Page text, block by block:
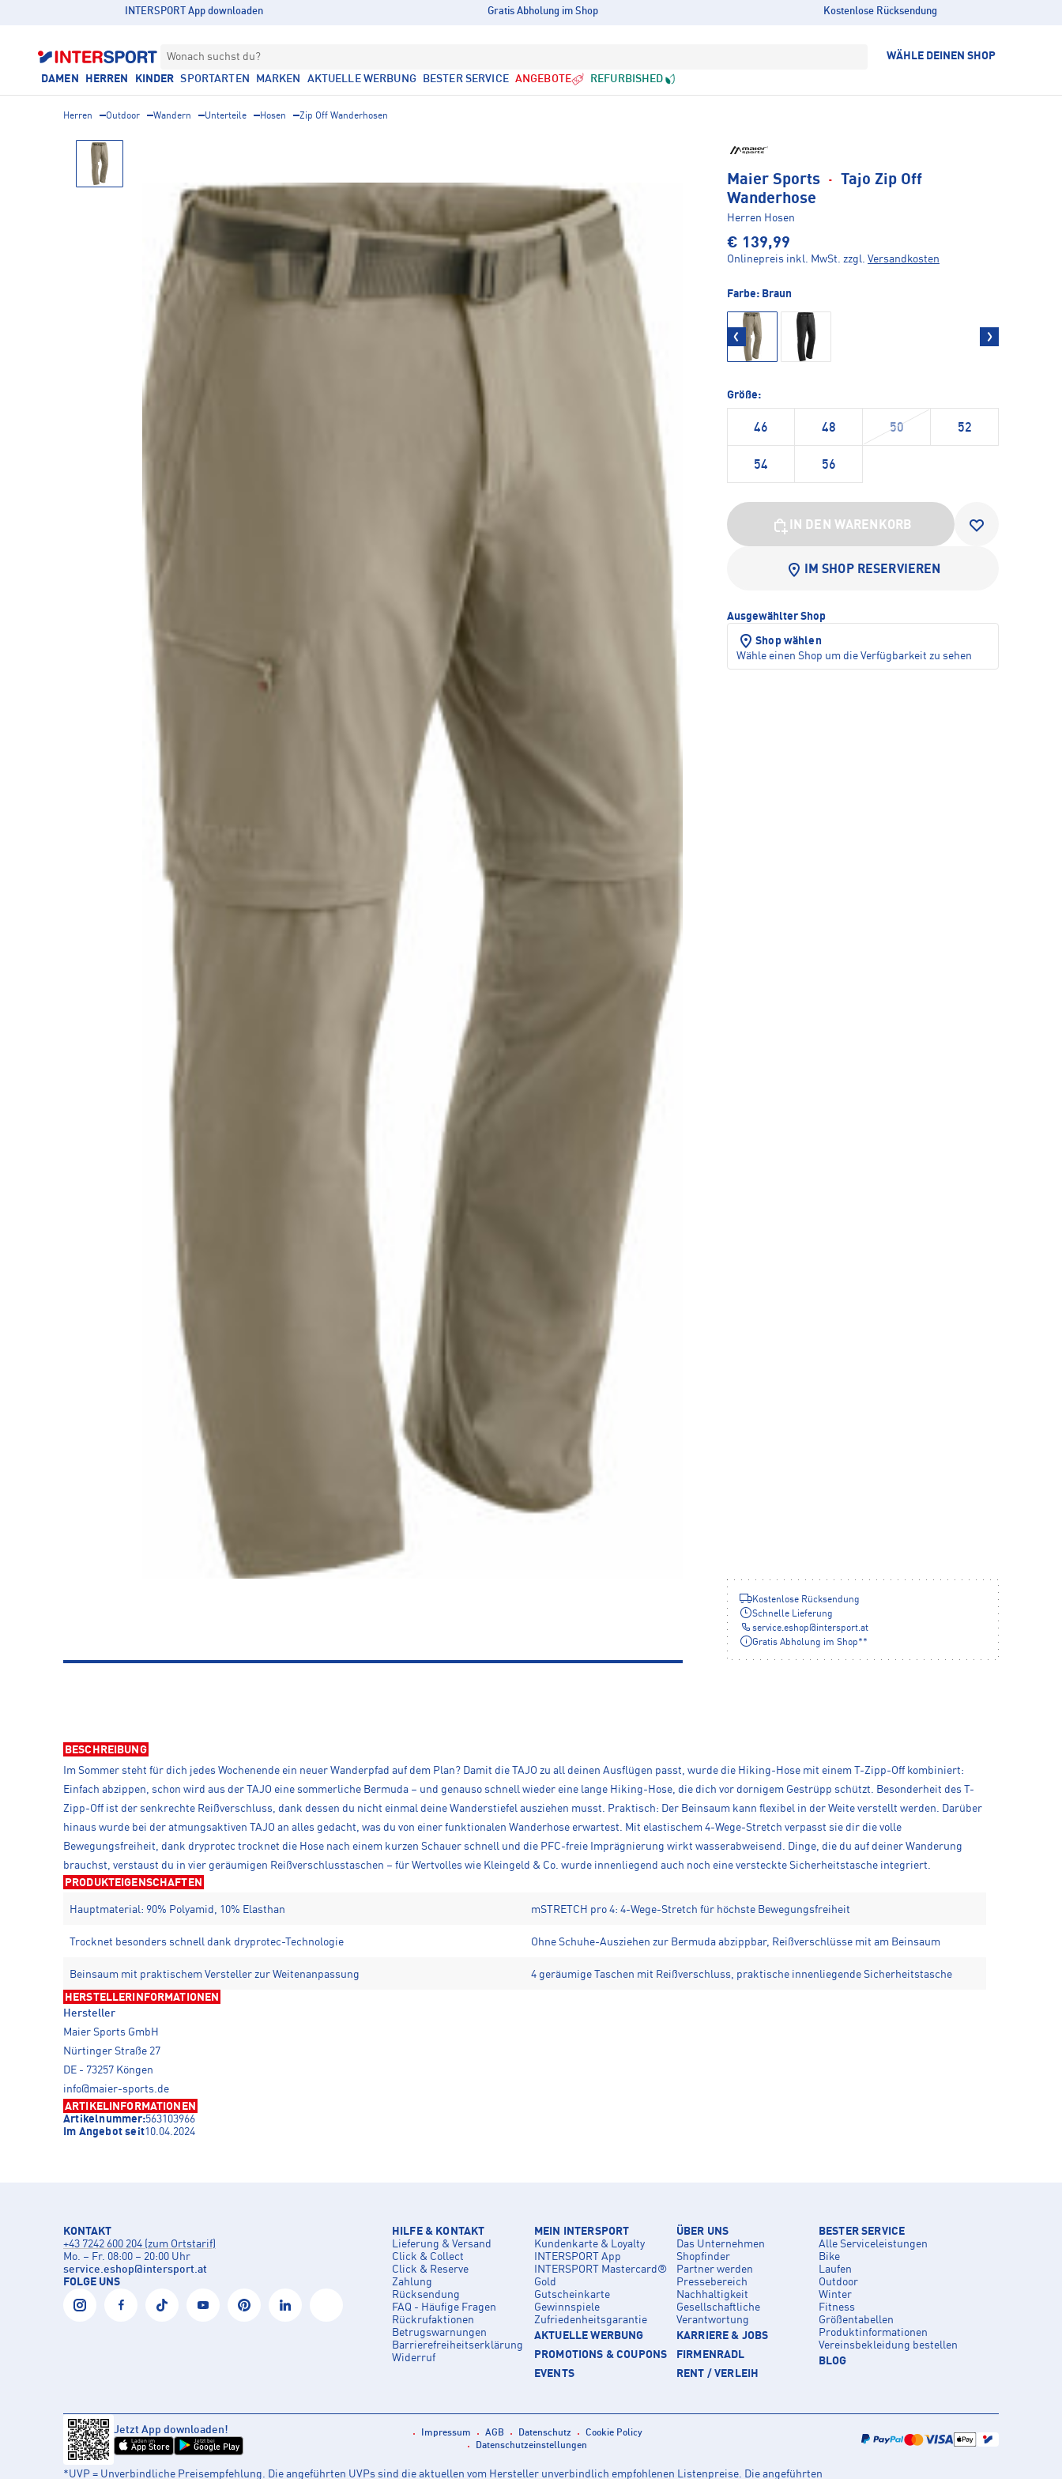
INTERSPORT App downloaden Gratis Abholung im Shop Kostenlose Rücksendung
Wonach suchst du? WÄHLE DEINEN SHOP
DAMEN HERREN KINDER SPORTARTEN MARKEN AKTUELLE WERBUNG BESTER SERVICE ANGEBOTE REFURBISHED
Herren Outdoor Wandern Unterteile Hosen Zip Off Wanderhosen
Maier Sports · Tajo Zip Off
Wanderhose
Herren Hosen
€ 139,99
Onlinepreis inkl. MwSt. zzgl. Versandkosten
Farbe: Braun
Größe:
46 48 50 52
54 56
IN DEN WARENKORB
IM SHOP RESERVIEREN
Ausgewählter Shop
Shop wählen
Wähle einen Shop um die Verfügbarkeit zu sehen
Kostenlose Rücksendung
Schnelle Lieferung
service.eshop@intersport.at
Gratis Abholung im Shop**
BESCHREIBUNG
Im Sommer steht für dich jedes Wochenende ein neuer Wanderpfad auf dem Plan? Damit die TAJO zu all deinen Ausflügen passt, wurde die Hiking-Hose mit einem T-Zipp-Off kombiniert:
Einfach abzippen, schon wird aus der TAJO eine sommerliche Bermuda – und genauso schnell wieder eine lange Hiking-Hose, die dich vor dornigem Gestrüpp schützt. Besonderheit des T-
Zipp-Off ist der senkrechte Reißverschluss, dank dessen du nicht einmal deine Wanderstiefel ausziehen musst. Praktisch: Der Beinsaum kann flexibel in der Weite verstellt werden. Darüber
hinaus wurde bei der atmungsaktiven TAJO an alles gedacht, was du von einer funktionalen Wanderhose erwartest. Mit elastischem 4-Wege-Stretch verpasst sie dir die volle
Bewegungsfreiheit, dank dryprotec trocknet die Hose nach einem kurzen Schauer schnell und die PFC-freie Imprägnierung wirkt wasserabweisend. Dinge, die du auf deiner Wanderung
brauchst, verstaust du in vier geräumigen Reißverschlusstaschen – für Wertvolles wie Kleingeld & Co. wurde innenliegend auch noch eine versteckte Sicherheitstasche integriert.
PRODUKTEIGENSCHAFTEN
Hauptmaterial: 90% Polyamid, 10% Elasthan mSTRETCH pro 4: 4-Wege-Stretch für höchste Bewegungsfreiheit
Trocknet besonders schnell dank dryprotec-Technologie Ohne Schuhe-Ausziehen zur Bermuda abzippbar, Reißverschlüsse mit am Beinsaum
Beinsaum mit praktischem Versteller zur Weitenanpassung 4 geräumige Taschen mit Reißverschluss, praktische innenliegende Sicherheitstasche
HERSTELLERINFORMATIONEN
Hersteller
Maier Sports GmbH
Nürtinger Straße 27
DE - 73257 Köngen
info@maier-sports.de
ARTIKELINFORMATIONEN
Artikelnummer:563103966
Im Angebot seit10.04.2024
KONTAKT
+43 7242 600 204 (zum Ortstarif)
Mo. – Fr. 08:00 – 20:00 Uhr
service.eshop@intersport.at
FOLGE UNS
HILFE & KONTAKT
Lieferung & Versand
Click & Collect
Click & Reserve
Zahlung
Rücksendung
FAQ - Häufige Fragen
Rückrufaktionen
Betrugswarnungen
Barrierefreiheitserklärung
Widerruf
MEIN INTERSPORT
Kundenkarte & Loyalty
INTERSPORT App
INTERSPORT Mastercard®
Gold
Gutscheinkarte
Gewinnspiele
Zufriedenheitsgarantie
AKTUELLE WERBUNG
PROMOTIONS & COUPONS
EVENTS
ÜBER UNS
Das Unternehmen
Shopfinder
Partner werden
Pressebereich
Nachhaltigkeit
Gesellschaftliche
Verantwortung
KARRIERE & JOBS
FIRMENRADL
RENT / VERLEIH
BESTER SERVICE
Alle Serviceleistungen
Bike
Laufen
Outdoor
Winter
Fitness
Größentabellen
Produktinformationen
Vereinsbekleidung bestellen
BLOG
Jetzt App downloaden!
Laden im
App Store
Jetzt bei
Google Play
Impressum AGB Datenschutz
Cookie Policy
Datenschutzeinstellungen
*UVP = Unverbindliche Preisempfehlung. Die angeführten UVPs sind die aktuellen vom Hersteller unverbindlich empfohlenen Listenpreise. Die angeführten